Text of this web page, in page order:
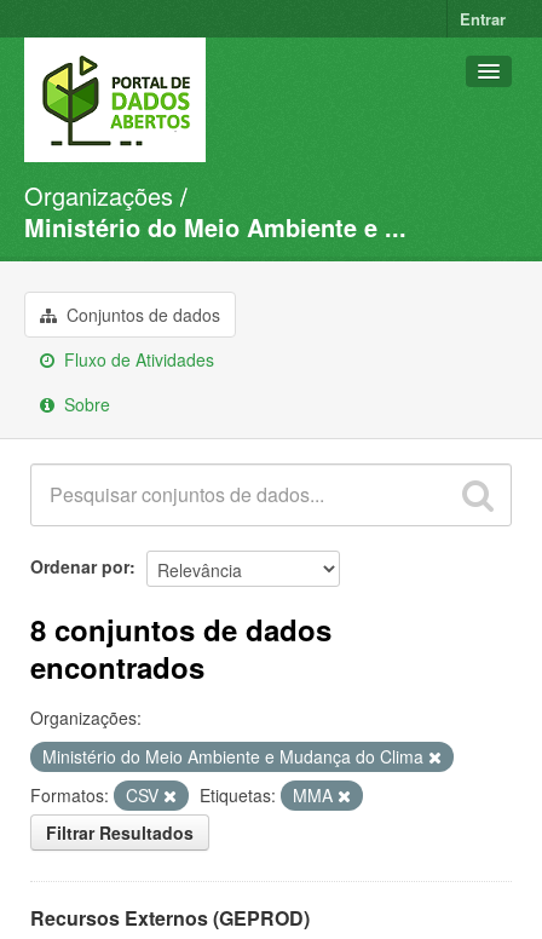
Entrar
Conjuntos de dados
Organizações
Sobre
Organizações
Ministério do Meio Ambiente e ...
Conjuntos de dados
Fluxo de Atividades
Sobre
Ordenar por
8 conjuntos de dados
encontrados
Organizações:
Ministério do Meio Ambiente e Mudança do Clima
Formatos:
CSV Etiquetas:
MMA
Filtrar Resultados
Recursos Externos (GEPROD)